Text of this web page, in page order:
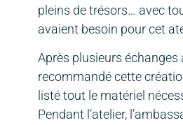
pleins de trésors… avec
avaient besoin pour cet
Après plusieurs échanges
recommandé cette
listé tout le matériel
Pendant l’atelier,